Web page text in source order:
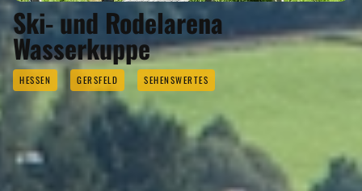
Ski- und Rodelarena
Wasserkuppe
HESSEN GERSFELD SEHENSWERTES
GASTRONOMIE
Eigenen Eintrag kostenlos erstellen >